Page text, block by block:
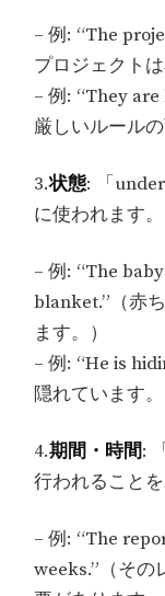
– 例: “The
プロジェクト
– 例: “They
厳しいルール
3.状態: 「
に使われます。
– 例: “The
blanket.”（赤
ます。）
– 例: “He is
隠れています。
4.期間・時間:
行われること
– 例: “The
weeks.”（その